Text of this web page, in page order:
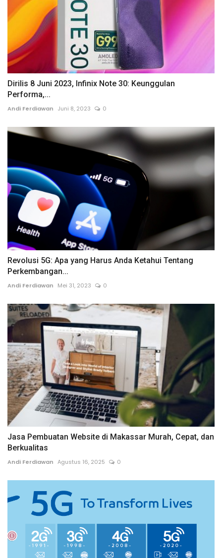
Dirilis 8 Juni 2023, Infinix Note 30: Keunggulan
Performa,...
Andi Ferdiawan Juni 8, 2023 0
Revolusi 5G: Apa yang Harus Anda Ketahui Tentang
Perkembangan...
Andi Ferdiawan Mei 31, 2023 0
Jasa Pembuatan Website di Makassar Murah, Cepat, dan
Berkualitas
Andi Ferdiawan Agustus 16, 2025 0